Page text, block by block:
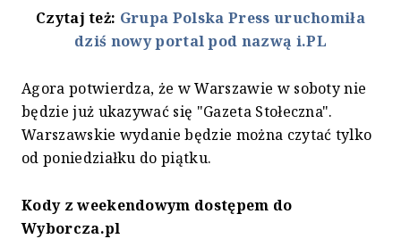
Czytaj też: Grupa Polska Press uruchomiła
dziś nowy portal pod nazwą i.PL
Agora potwierdza, że w Warszawie w soboty nie
będzie już ukazywać się "Gazeta Stołeczna".
Warszawskie wydanie będzie można czytać tylko
od poniedziałku do piątku.
Kody z weekendowym dostępem do
Wyborcza.pl